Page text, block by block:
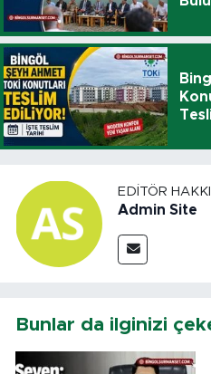
EDITÖR
Admin Site
Bunlar da ilginizi